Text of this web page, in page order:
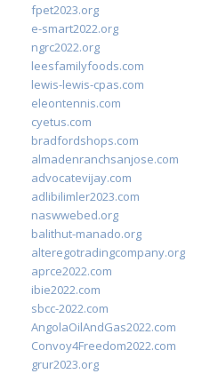
fpet2023.org
e-smart2022.org
ngrc2022.org
leesfamilyfoods.com
lewis-lewis-cpas.com
eleontennis.com
cyetus.com
bradfordshops.com
almadenranchsanjose.com
advocatevijay.com
adlibilimler2023.com
naswwebed.org
balithut-manado.org
alteregotradingcompany.org
aprce2022.com
ibie2022.com
sbcc-2022.com
AngolaOilAndGas2022.com
Convoy4Freedom2022.com
grur2023.org